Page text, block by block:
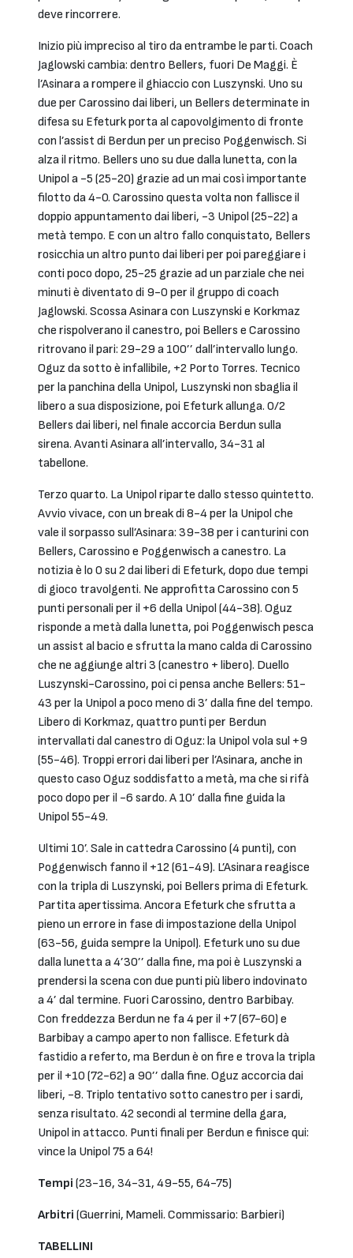
deve rincorrere.
Inizio più impreciso al tiro da entrambe le parti. Coach
Jaglowski cambia: dentro Bellers, fuori De Maggi. È
l’Asinara a rompere il ghiaccio con Luszynski. Uno su
due per Carossino dai liberi, un Bellers determinate in
difesa su Efeturk porta al capovolgimento di fronte
con l’assist di Berdun per un preciso Poggenwisch. Si
alza il ritmo. Bellers uno su due dalla lunetta, con la
Unipol a -5 (25-20) grazie ad un mai così importante
filotto da 4-0. Carossino questa volta non fallisce il
doppio appuntamento dai liberi, -3 Unipol (25-22) a
metà tempo. E con un altro fallo conquistato, Bellers
rosicchia un altro punto dai liberi per poi pareggiare i
conti poco dopo, 25-25 grazie ad un parziale che nei
minuti è diventato di 9-0 per il gruppo di coach
Jaglowski. Scossa Asinara con Luszynski e Korkmaz
che rispolverano il canestro, poi Bellers e Carossino
ritrovano il pari: 29-29 a 100’’ dall’intervallo lungo.
Oguz da sotto è infallibile, +2 Porto Torres. Tecnico
per la panchina della Unipol, Luszynski non sbaglia il
libero a sua disposizione, poi Efeturk allunga. 0/2
Bellers dai liberi, nel finale accorcia Berdun sulla
sirena. Avanti Asinara all’intervallo, 34-31 al
tabellone.
Terzo quarto. La Unipol riparte dallo stesso quintetto.
Avvio vivace, con un break di 8-4 per la Unipol che
vale il sorpasso sull’Asinara: 39-38 per i canturini con
Bellers, Carossino e Poggenwisch a canestro. La
notizia è lo 0 su 2 dai liberi di Efeturk, dopo due tempi
di gioco travolgenti. Ne approfitta Carossino con 5
punti personali per il +6 della Unipol (44-38). Oguz
risponde a metà dalla lunetta, poi Poggenwisch pesca
un assist al bacio e sfrutta la mano calda di Carossino
che ne aggiunge altri 3 (canestro + libero). Duello
Luszynski-Carossino, poi ci pensa anche Bellers: 51-
43 per la Unipol a poco meno di 3’ dalla fine del tempo.
Libero di Korkmaz, quattro punti per Berdun
intervallati dal canestro di Oguz: la Unipol vola sul +9
(55-46). Troppi errori dai liberi per l’Asinara, anche in
questo caso Oguz soddisfatto a metà, ma che si rifà
poco dopo per il -6 sardo. A 10’ dalla fine guida la
Unipol 55-49.
Ultimi 10’. Sale in cattedra Carossino (4 punti), con
Poggenwisch fanno il +12 (61-49). L’Asinara reagisce
con la tripla di Luszynski, poi Bellers prima di Efeturk.
Partita apertissima. Ancora Efeturk che sfrutta a
pieno un errore in fase di impostazione della Unipol
(63-56, guida sempre la Unipol). Efeturk uno su due
dalla lunetta a 4’30’’ dalla fine, ma poi è Luszynski a
prendersi la scena con due punti più libero indovinato
a 4’ dal termine. Fuori Carossino, dentro Barbibay.
Con freddezza Berdun ne fa 4 per il +7 (67-60) e
Barbibay a campo aperto non fallisce. Efeturk dà
fastidio a referto, ma Berdun è on fire e trova la tripla
per il +10 (72-62) a 90’’ dalla fine. Oguz accorcia dai
liberi, -8. Triplo tentativo sotto canestro per i sardi,
senza risultato. 42 secondi al termine della gara,
Unipol in attacco. Punti finali per Berdun e finisce qui:
vince la Unipol 75 a 64!
Tempi (23-16, 34-31, 49-55, 64-75)
Arbitri (Guerrini, Mameli. Commissario: Barbieri)
TABELLINI